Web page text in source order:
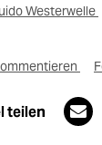
Westerwelle
teilen